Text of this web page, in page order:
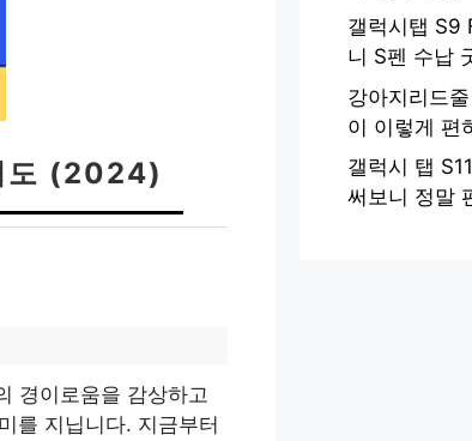
도 (2024)
경이로움을 감상하고
를 지닙니다. 지금부터
갤럭시탭 S9
니 S펜 수납
강아지리드
이 이렇게 편
갤럭시 탭
써보니 정말